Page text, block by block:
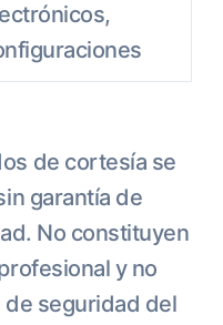
de cortesía se
garantía de
No constituyen
y no
de seguridad del